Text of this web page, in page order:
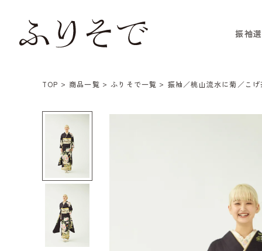
振袖
TOP 商品一覧 ふりそで一覧 振袖／桃山流水に菊／こげ